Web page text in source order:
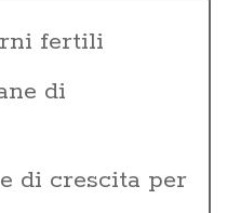
fertili
di
di crescita per